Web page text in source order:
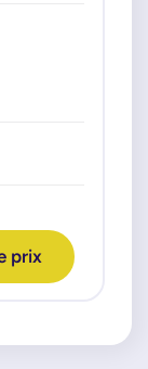
prix